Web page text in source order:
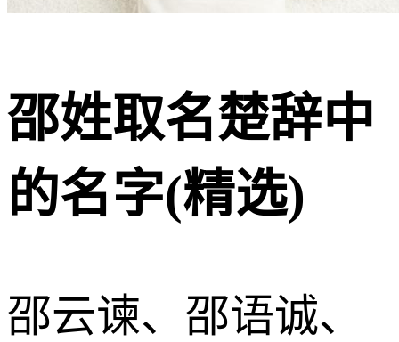
邵姓取名楚辞中
的名字(精选)
邵云谏、邵语诚、